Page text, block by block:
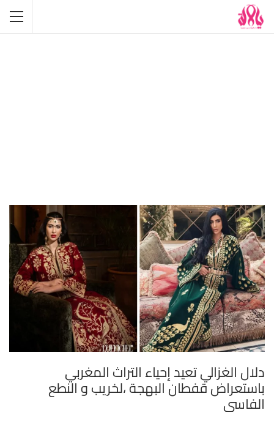
دلال الغزالي تعيد إحياء التراث المغربي
باستعراض قفطان البهجة ،لخريب و النطع
الفاسي